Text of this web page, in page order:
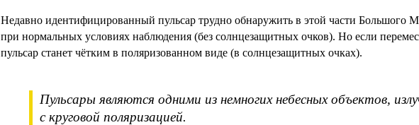
Недавно идентифицированный пульсар трудно обнаружить в этой части Большого
при нормальных условиях наблюдения (без солнцезащитных очков). Но если
пульсар станет чётким в поляризованном виде (в солнцезащитных очках).
Пульсары являются одними из немногих небесных объектов,
с круговой поляризацией.